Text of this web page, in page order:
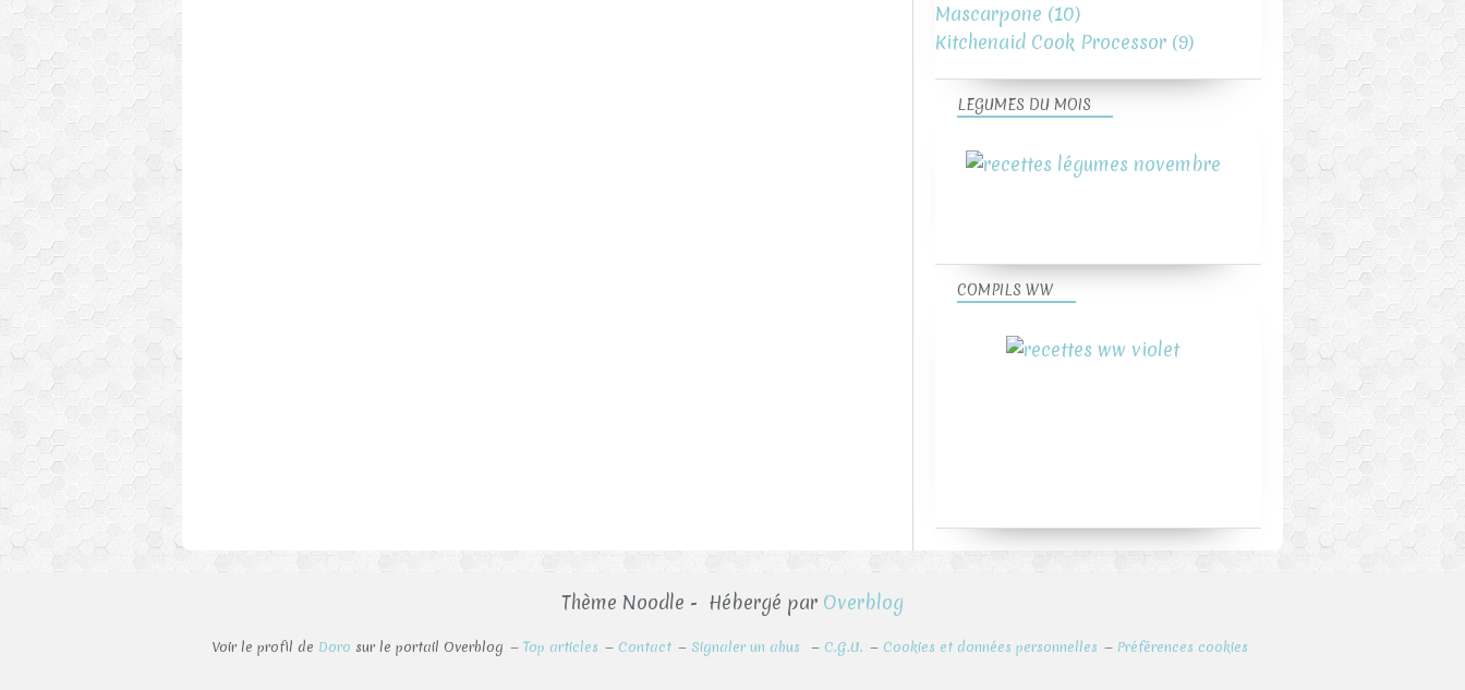
Mascarpone (10)
Kitchenaid Cook Processor (9)
LEGUMES DU MOIS
COMPILS WW
Thème Noodle - Hébergé par Overblog
Voir le profil de Doro sur le portail Overblog Top articles Contact Signaler un abus C.G.U. Cookies et données personnelles Préférences cookies